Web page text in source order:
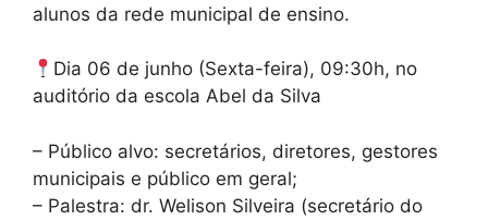
alunos da rede municipal de ensino.
Dia 06 de junho (Sexta-feira), 09:30h, no
auditório da escola Abel da Silva
– Público alvo: secretários, diretores, gestores
municipais e público em geral;
– Palestra: dr. Welison Silveira (secretário do